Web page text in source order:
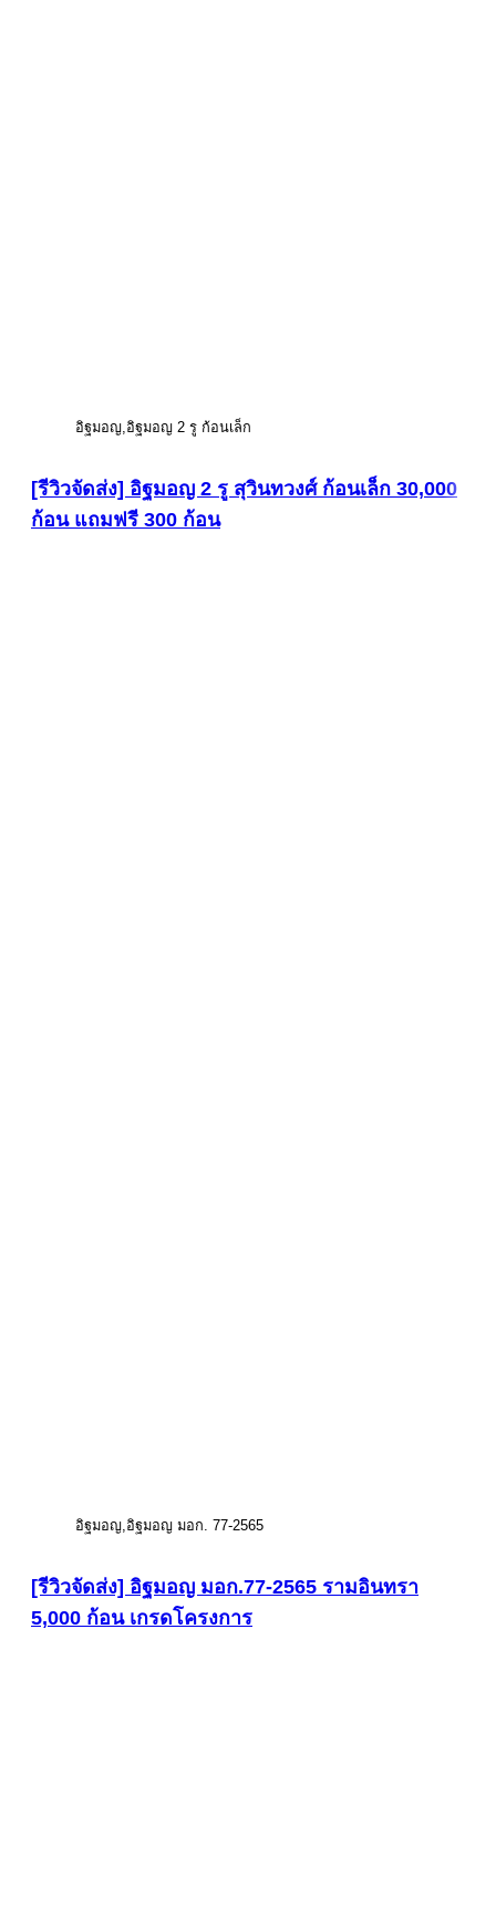
อิฐมอญ อิฐมอญ 2 รู ก้อนเล็ก
[รีวิวจัดส่ง] อิฐมอญ 2 รู สุวินทวงศ์ ก้อนเล็ก 30,000
ก้อน แถมฟรี 300 ก้อน
อิฐมอญ อิฐมอญ มอก. 77-2565
[รีวิวจัดส่ง] อิฐมอญ มอก.77-2565 รามอินทรา
5,000 ก้อน เกรดโครงการ